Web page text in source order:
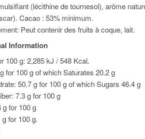
(lécithine de tournesol), arôme
Cacao : 53% minimum.
Peut contenir des fruits à coque, lait.
Information
100 g: 2,285 kJ / 548 Kcal.
for 100 g of which Saturates 20.2 g
50.7 g for 100 g of which Sugars 46.4 g
7.3 g for 100 g
g for 100 g
for 100 g.